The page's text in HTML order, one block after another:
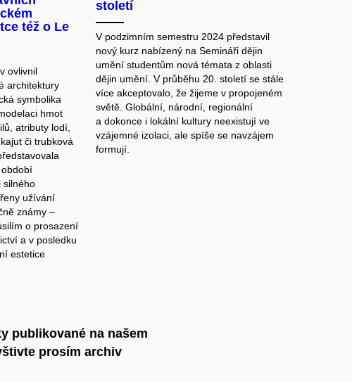
též o Le
ovlivnil
architektury
symbolika
hmot
atributy lodí,
či trubková
silného
užívání
známy –
o prosazení
a v posledku
estetice
století
V podzimním semestru 2024 představil
nový kurz nabízený na Semináři dějin
umění studentům nová témata z oblasti
dějin umění. V průběhu 20. století se stále
více akceptovalo, že žijeme v propojeném
světě. Globální, národní, regionální
a dokonce i lokální kultury neexistují ve
vzájemné izolaci, ale spíše se navzájem
formují.
publikované na našem
prosím archiv